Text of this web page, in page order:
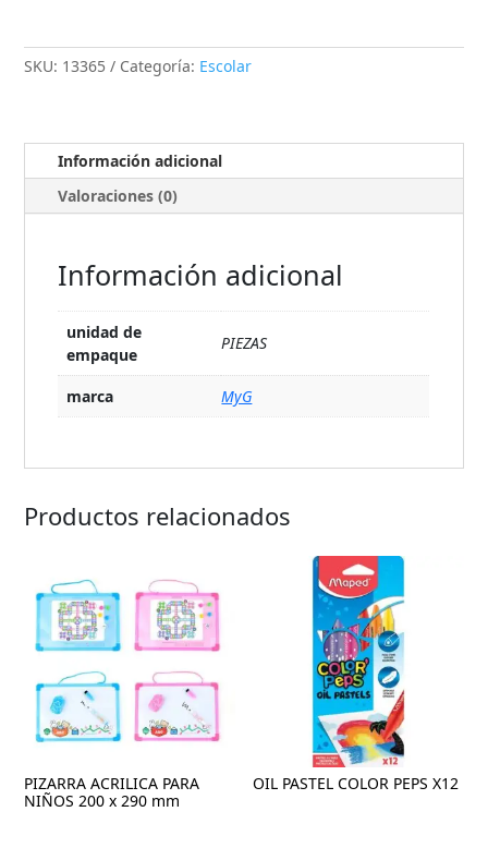
SKU: 13365 Categoría: Escolar
Información adicional
Valoraciones (0)
Información adicional
unidad de
empaque
PIEZAS
marca MyG
Productos relacionados
PIZARRA ACRILICA PARA
NIÑOS 200 x 290 mm
OIL PASTEL COLOR PEPS X12